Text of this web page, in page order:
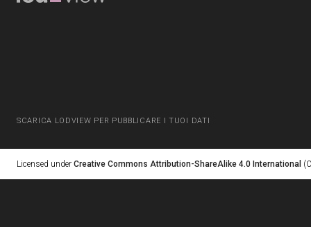
SCARICA LODVIEW PER PUBBLICARE I TUOI DATI
Licensed under Creative Commons Attribution-ShareAlike 4.0 International